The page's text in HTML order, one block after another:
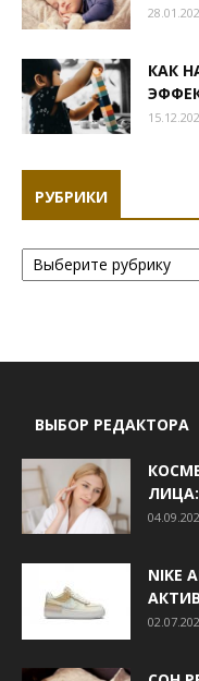
КАК
РУБРИКИ
Рубрики
ВЫБОР РЕДАКТОРА
NIKE